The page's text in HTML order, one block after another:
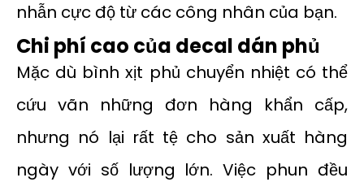
nhẫn cực độ từ các công nhân của bạn.
Chi phí cao của decal dán phủ
Mặc dù bình xịt phủ chuyển nhiệt có thể
cứu vãn những đơn hàng khẩn cấp,
nhưng nó lại rất tệ cho sản xuất hàng
ngày với số lượng lớn. Việc phun đều